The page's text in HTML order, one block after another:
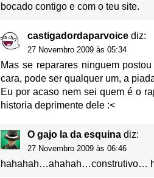
bocado contigo e com o teu site.
castigadordaparvoice diz:
27 Novembro 2009 às 05:34
Mas se reparares ninguem
cara, pode ser qualquer um, a
Eu por acaso nem sei quem é o
historia deprimente dele :<
O gajo la da esquina diz:
27 Novembro 2009 às 06:46
hahahah…ahahah…construtivo…